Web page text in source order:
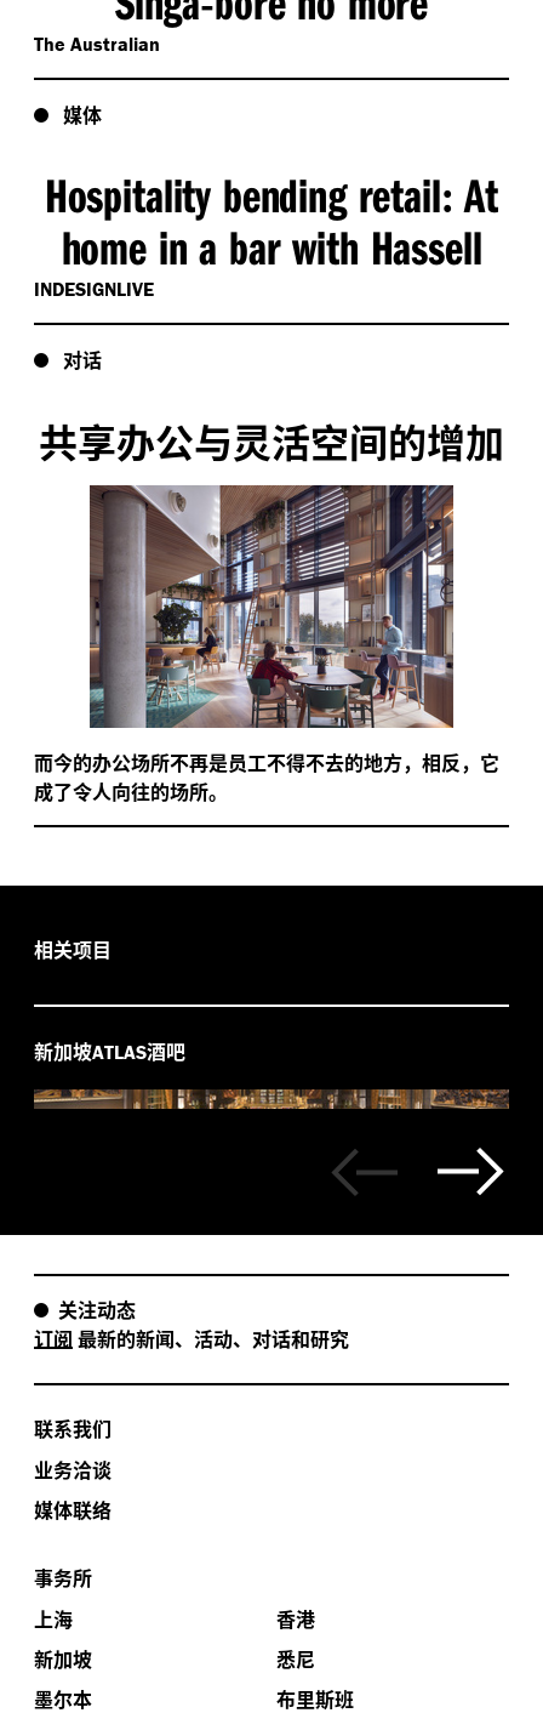
The Australian
媒体
Hospitality bending retail: At
home in a bar with Hassell
INDESIGNLIVE
对话
共享办公与灵活空间的增加
而今的办公场所不再是员工不得不去的地方，相反，它
成了令人向往的场所。
相关项目
新加坡ATLAS酒吧
关注动态
订阅 最新的新闻、活动、对话和研究
联系我们
业务洽谈
媒体联络
事务所
上海
香港
新加坡
悉尼
墨尔本
布里斯班